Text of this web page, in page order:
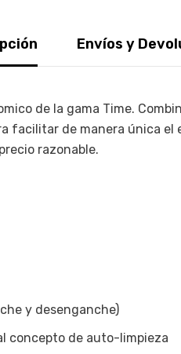
Envíos y
de la gama Time.
facilitar de manera única
razonable.
y desenganche)
concepto de auto-limpieza